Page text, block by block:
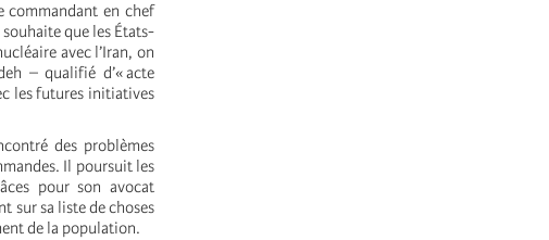
commandant en chef
que les États-
avec l’Iran, on
– qualifié d’« acte
les futures initiatives
des problèmes
Il poursuit les
pour son avocat
sur sa liste de choses
de la population.